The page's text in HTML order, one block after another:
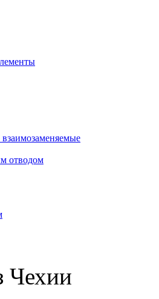
отводом
Чехии